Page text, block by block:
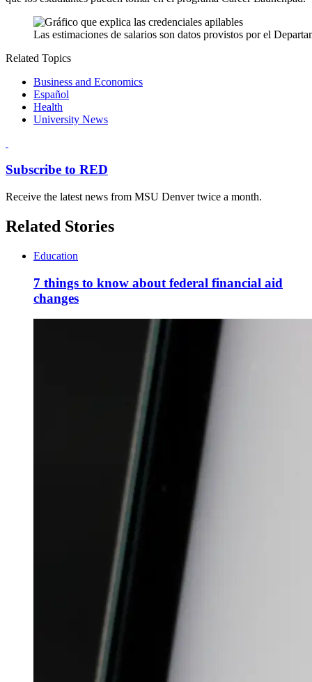
Las estimaciones de salarios son datos provistos por el
Related Topics
Business and Economics
Español
Health
University News
Subscribe to RED
Receive the latest news from MSU Denver twice a month.
Related Stories
Education
7 things to know about federal financial aid
changes